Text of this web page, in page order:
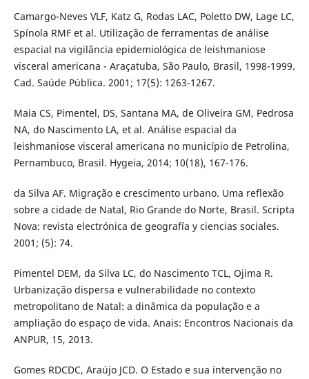
Camargo-Neves VLF, Katz G, Rodas LAC, Poletto DW, Lage LC,
Spínola RMF et al. Utilização de ferramentas de análise
espacial na vigilância epidemiológica de leishmaniose
visceral americana - Araçatuba, São Paulo, Brasil, 1998-1999.
Cad. Saúde Pública. 2001; 17(5): 1263-1267.
Maia CS, Pimentel, DS, Santana MA, de Oliveira GM, Pedrosa
NA, do Nascimento LA, et al. Análise espacial da
leishmaniose visceral americana no município de Petrolina,
Pernambuco, Brasil. Hygeia, 2014; 10(18), 167-176.
da Silva AF. Migração e crescimento urbano. Uma reflexão
sobre a cidade de Natal, Rio Grande do Norte, Brasil. Scripta
Nova: revista electrónica de geografía y ciencias sociales.
2001; (5): 74.
Pimentel DEM, da Silva LC, do Nascimento TCL, Ojima R.
Urbanização dispersa e vulnerabilidade no contexto
metropolitano de Natal: a dinâmica da população e a
ampliação do espaço de vida. Anais: Encontros Nacionais da
ANPUR, 15, 2013.
Gomes RDCDC, Araújo JCD. O Estado e sua intervenção no